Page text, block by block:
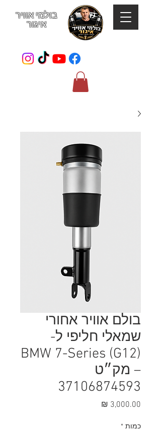
בולמי אוויר
איגור
בולם אוויר אחורי
שמאלי חליפי ל-
BMW 7-Series (G12)
– מק״ט
37106874593
כמות *